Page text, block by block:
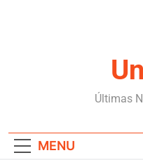
Últimas
MENU